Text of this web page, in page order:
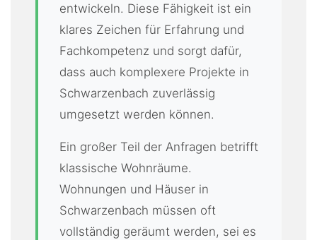
entwickeln. Diese Fähigkeit ist ein
klares Zeichen für Erfahrung und
Fachkompetenz und sorgt dafür,
dass auch komplexere Projekte in
Schwarzenbach zuverlässig
umgesetzt werden können.
Ein großer Teil der Anfragen betrifft
klassische Wohnräume.
Wohnungen und Häuser in
Schwarzenbach müssen oft
vollständig geräumt werden, sei es